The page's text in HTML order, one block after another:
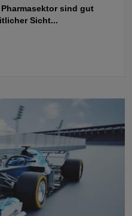
sind gut
Sicht...